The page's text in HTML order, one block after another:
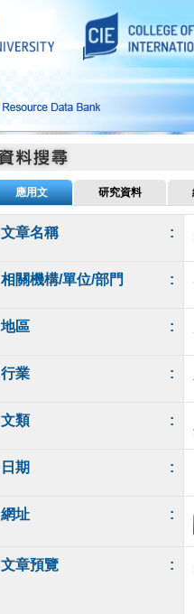
應用文 研究資料
文章名稱 :
相關機構/單位/部門 :
地區 :
行業 :
文類 :
日期 :
網址 :
文章預覽 :